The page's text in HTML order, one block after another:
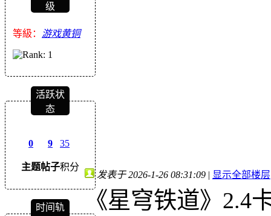
级
等級： 游戏黄铜
活跃状
态
0
主题
9
帖子
35
积分
时间轨
发表于 2026-1-26 08:31:09 | 显示全部楼层
《星穹铁道》2.4